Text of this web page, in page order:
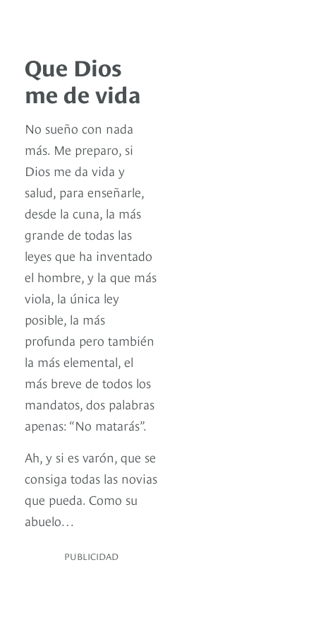
Que Dios
me de vida
No sueño con nada
más. Me preparo, si
Dios me da vida y
salud, para enseñarle,
desde la cuna, la más
grande de todas las
leyes que ha inventado
el hombre, y la que más
viola, la única ley
posible, la más
profunda pero también
la más elemental, el
más breve de todos los
mandatos, dos palabras
apenas: “No matarás”.
Ah, y si es varón, que se
consiga todas las novias
que pueda. Como su
abuelo…
PUBLICIDAD